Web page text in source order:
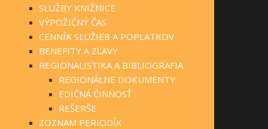
SLUŽBY KNIŽNICE
VÝPOŽIČNÝ ČAS
CENNÍK SLUŽIEB A POPLATKOV
BENEFITY A ZĽAVY
REGIONALISTIKA A BIBLIOGRAFIA
REGIONÁLNE DOKUMENTY
EDIČNÁ ČINNOSŤ
REŠERŠE
ZOZNAM PERIODÍK